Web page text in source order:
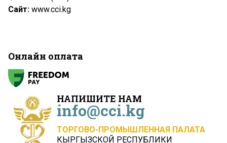
НАПИШИТЕ НАМ
info@cci.kg
ТОРГОВО-ПРОМЫШЛЕННАЯ ПАЛАТА
КЫРГЫЗСКОЙ РЕСПУБЛИКИ
Сайт: www.cci.kg
Онлайн оплата